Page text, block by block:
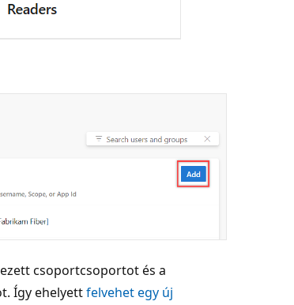
csoportcsoportot és a
Így ehelyettfelvehet egy új